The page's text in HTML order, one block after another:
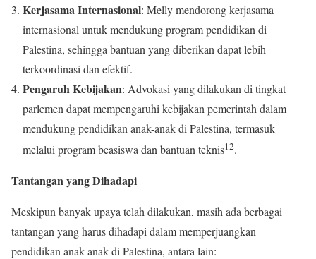
Kerjasama Internasional: Melly mendorong kerjasama
internasional untuk mendukung program pendidikan di
Palestina, sehingga bantuan yang diberikan dapat lebih
terkoordinasi dan efektif.
Pengaruh Kebijakan: Advokasi yang dilakukan di tingkat
parlemen dapat mempengaruhi kebijakan pemerintah dalam
mendukung pendidikan anak-anak di Palestina, termasuk
melalui program beasiswa dan bantuan teknis12.
Tantangan yang Dihadapi
Meskipun banyak upaya telah dilakukan, masih ada berbagai
tantangan yang harus dihadapi dalam memperjuangkan
pendidikan anak-anak di Palestina, antara lain: